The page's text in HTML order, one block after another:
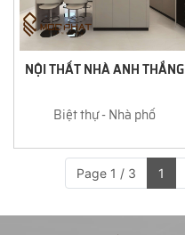
NỘI THẤT NHÀ ANH THẮNG
Biệt thự - Nhà phố
Page 1 / 3 1